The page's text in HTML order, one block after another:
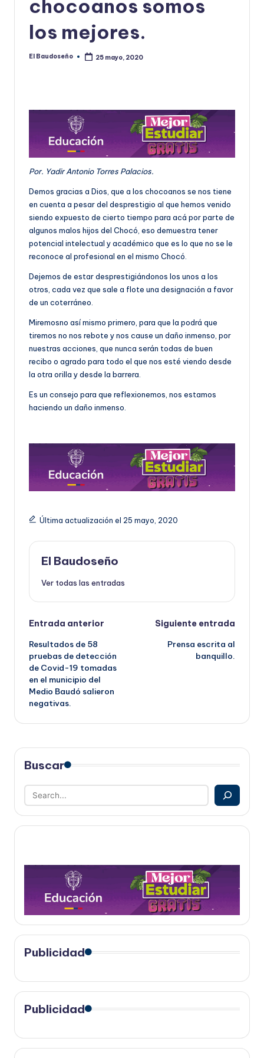
chocoanos somos
los mejores.
Publicado
El Baudoseño 25 mayo, 2020
Por. Yadir Antonio Torres Palacios.
Demos gracias a Dios, que a los chocoanos se nos tiene
en cuenta a pesar del desprestigio al que hemos venido
siendo expuesto de cierto tiempo para acá por parte de
algunos malos hijos del Chocó, eso demuestra tener
potencial intelectual y académico que es lo que no se le
reconoce al profesional en el mismo Chocó.
Dejemos de estar desprestigiándonos los unos a los
otros, cada vez que sale a flote una designación a favor
de un coterráneo.
Miremosno así mismo primero, para que la podrá que
tiremos no nos rebote y nos cause un daño inmenso, por
nuestras acciones, que nunca serán todas de buen
recibo o agrado para todo el que nos esté viendo desde
la otra orilla y desde la barrera.
Es un consejo para que reflexionemos, nos estamos
haciendo un daño inmenso.
Última actualización el 25 mayo, 2020
El Baudoseño
Ver todas las entradas
Navegación
de
entradas
Entrada anterior
Resultados de 58
pruebas de detección
de Covid-19 tomadas
en el municipio del
Medio Baudó salieron
negativas.
Siguiente entrada
Prensa escrita al
banquillo.
Buscar
Publicidad
Publicidad